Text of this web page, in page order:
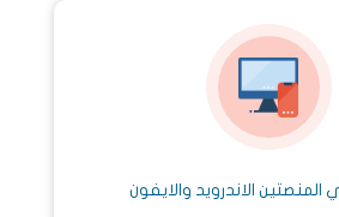
الاندرويد والايفون